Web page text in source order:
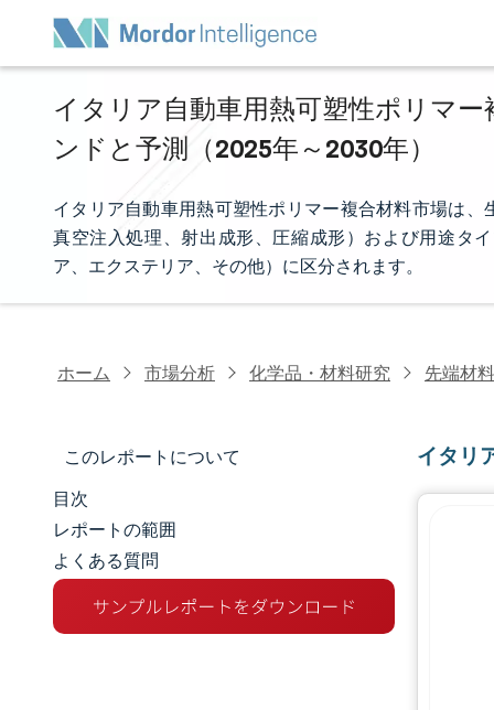
イタリア自動車用熱可塑性ポリマ
ンドと予測（2025年～2030年）
イタリア自動車用熱可塑性ポリマー複合材料市場は、
真空注入処理、射出成形、圧縮成形）および用途タ
ア、エクステリア、その他）に区分されます。
ホーム 市場分析 化学品・材料研究 先端材
このレポートについて
マーケットスナップショット
市場概要
主な市場動向
目次
レポートの範囲
よくある質問
イタリ